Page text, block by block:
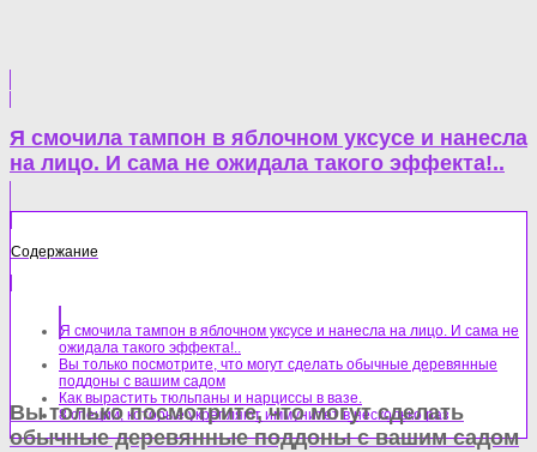
Я смочила тампон в яблочном уксусе и нанесла
на лицо. И сама не ожидала такого эффекта!..
Содержание
Я смочила тампон в яблочном уксусе и нанесла на лицо. И сама не
ожидала такого эффекта!..
Вы только посмотрите, что могут сделать обычные деревянные
поддоны с вашим садом
Как вырастить тюльпаны и нарциссы в вазе.
8 специй, которые укрепляют иммунитет в несколько раз
Вы только посмотрите, что могут сделать
обычные деревянные поддоны с вашим садом